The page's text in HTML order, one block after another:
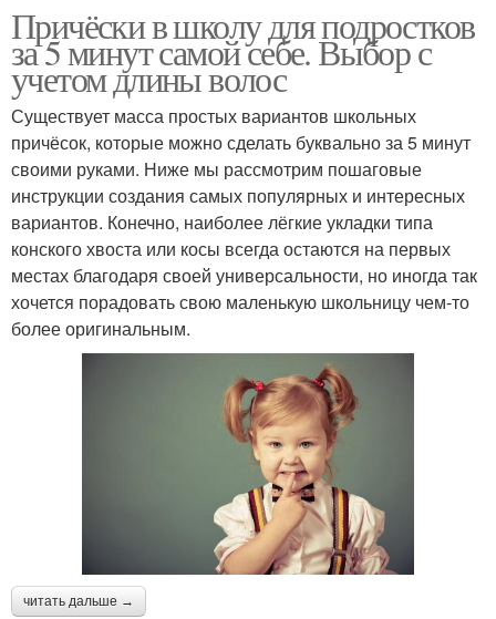
Причёски в школу для подростков
за 5 минут самой себе. Выбор с
учетом длины волос
Существует масса простых вариантов школьных
причёсок, которые можно сделать буквально за 5 минут
своими руками. Ниже мы рассмотрим пошаговые
инструкции создания самых популярных и интересных
вариантов. Конечно, наиболее лёгкие укладки типа
конского хвоста или косы всегда остаются на первых
местах благодаря своей универсальности, но иногда так
хочется порадовать свою маленькую школьницу чем-то
более оригинальным.
читать дальше →